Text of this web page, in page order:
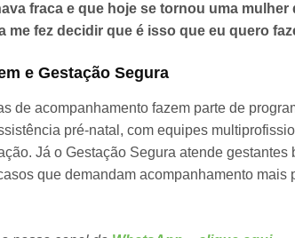
fraca e que hoje se tornou uma
me fez decidir que é isso que eu quero
e Gestação Segura
de acompanhamento fazem parte de
pré-natal, com equipes
Já o Gestação Segura atende
que demandam acompanhamento